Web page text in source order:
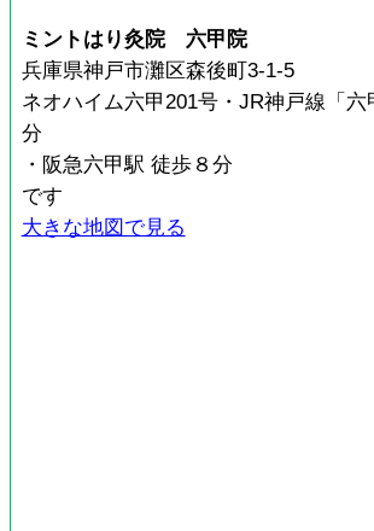
ミントはり灸院 六甲院
兵庫県神戸市灘区森後町3-1-5
ネオハイム六甲201号・JR神戸線「六
分
・阪急六甲駅 徒歩８分
です
大きな地図で見る